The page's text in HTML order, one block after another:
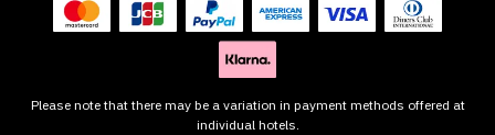
Please note that there may be a variation in payment methods offered at
individual hotels.